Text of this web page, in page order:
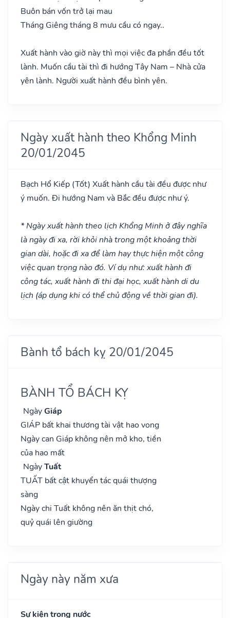
Buôn bán vốn trở lại mau
Tháng Giêng tháng 8 mưu cầu có ngay..
Xuất hành vào giờ này thì mọi việc đa phần đều tốt
lành. Muốn cầu tài thì đi hướng Tây Nam – Nhà cửa
yên lành. Người xuất hành đều bình yên.
Ngày xuất hành theo Khổng Minh
20/01/2045
Bạch Hổ Kiếp (Tốt) Xuất hành cầu tài đều được như
ý muốn. Đi hướng Nam và Bắc đều được như ý.
* Ngày xuất hành theo lịch Khổng Minh ở đây nghĩa
là ngày đi xa, rời khỏi nhà trong một khoảng thời
gian dài, hoặc đi xa để làm hay thực hiện một công
việc quan trọng nào đó. Ví dụ như: xuất hành đi
công tác, xuất hành đi thi đại học, xuất hành di du
lịch (áp dụng khi có thể chủ động về thời gian đi).
Bành tổ bách kỵ 20/01/2045
BÀNH TỔ BÁCH KỴ
NgàyGiáp
GIÁP bất khai thương tài vật hao vong
Ngày can Giáp không nên mở kho, tiền
của hao mất
NgàyTuất
TUẤT bất cật khuyển tác quái thượng
sàng
Ngày chi Tuất không nên ăn thịt chó,
quỷ quái lên giường
Ngày này năm xưa
Sự kiện trong nước